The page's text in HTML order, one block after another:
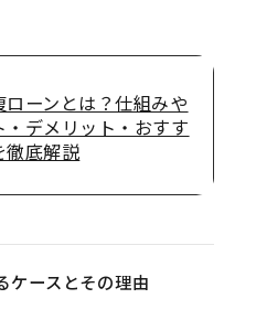
ローンとは？仕組みや
・デメリット・おすす
徹底解説
ケースとその理由